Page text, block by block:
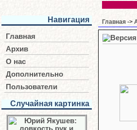
Навигация
Главная
Архив
О нас
Дополнительно
Пользователи
Случайная картинка
Главная ->